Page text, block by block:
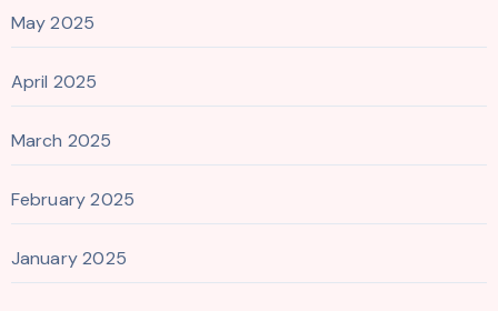
May 2025
April 2025
March 2025
February 2025
January 2025